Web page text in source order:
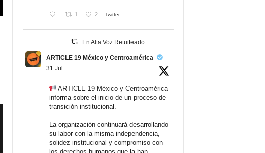
1 2 Twitter
En Alta Voz Retuiteado
ARTICLE 19 México y Centroamérica
31 Jul
ARTICLE 19 México y Centroamérica
informa sobre el inicio de un proceso de
transición institucional.
La organización continuará desarrollando
su labor con la misma independencia,
solidez institucional y compromiso con